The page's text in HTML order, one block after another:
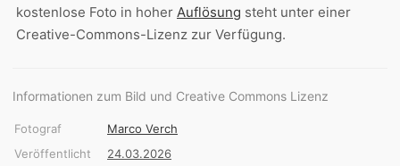
kostenlose Foto in hoher Auflösung steht unter einer
Creative-Commons-Lizenz zur Verfügung.
Informationen zum Bild und Creative Commons Lizenz
Fotograf
Marco Verch
Veröffentlicht
24.03.2026